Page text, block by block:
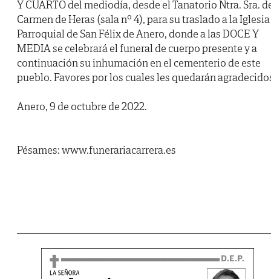
Y CUARTO del mediodía, desde el Tanatorio Ntra. Sra.
Carmen de Heras (sala nº 4), para su traslado a la Iglesia
Parroquial de San Félix de Anero, donde a las DOCE Y
MEDIA se celebrará el funeral de cuerpo presente y a
continuación su inhumación en el cementerio de este
pueblo. Favores por los cuales les quedarán
Anero, 9 de octubre de 2022.
Pésames: www.funerariacarrera.es